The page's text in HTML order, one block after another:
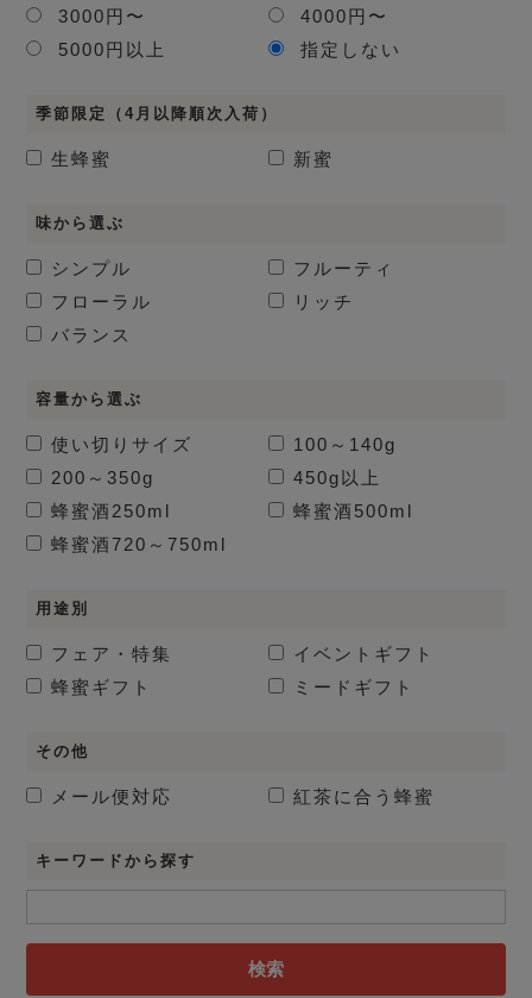
3000円〜
4000円〜
5000円以上
指定しない
季節限定（4月以降順次入荷）
生蜂蜜 新蜜
味から選ぶ
シンプル
フルーティ
フローラル
リッチ
バランス
容量から選ぶ
使い切りサイズ
100～140g
200～350g
450g以上
蜂蜜酒 250ml 蜂蜜酒 500ml
蜂蜜酒720～750ml
用途別
フェア・特集
イベントギフト
蜂蜜ギフト
ミードギフト
その他
メール便対応 紅茶に合う蜂蜜
キーワードから探す
検索